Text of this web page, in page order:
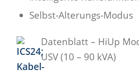
Selbst-Alterungs-Modus
Datenblatt – HiUp
USV (10 – 90 kVA)